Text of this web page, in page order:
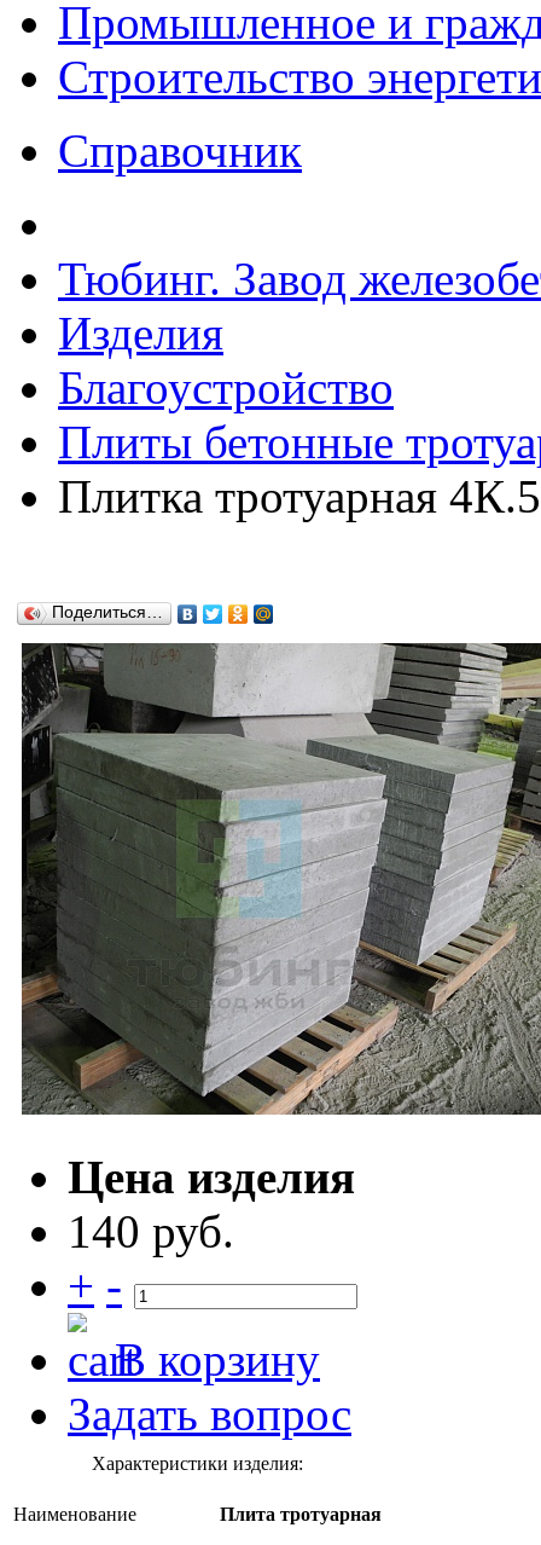
Промышленное и
Строительство
Справочник
Тюбинг. Завод
Изделия
Благоустройство
Плиты бетонные
Плитка тротуарная
Поделиться…
Цена изделия
140 руб.
+ -
В корзину
Задать вопрос
Характеристики изделия:
Наименование Плита тротуарная